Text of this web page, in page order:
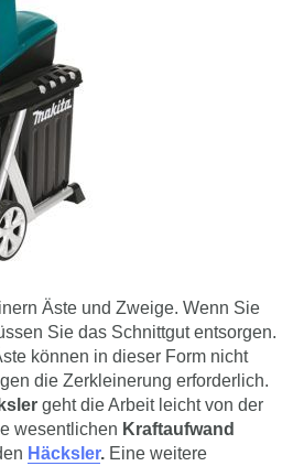
Äste und Zweige. Wenn Sie
Sie das Schnittgut entsorgen.
können in dieser Form nicht
die Zerkleinerung erforderlich.
geht die Arbeit leicht von der
wesentlichen Kraftaufwand
Häcksler. Eine weitere